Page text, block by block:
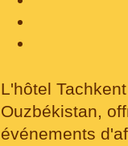
L'hôtel
Ouzbékistan,
événements